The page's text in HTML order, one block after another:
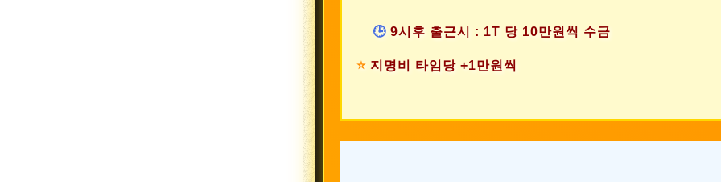
🕒 9시후 출근시 : 1T 당 10만원씩 수금
⭐ 지명비 타임당 +1만원씩